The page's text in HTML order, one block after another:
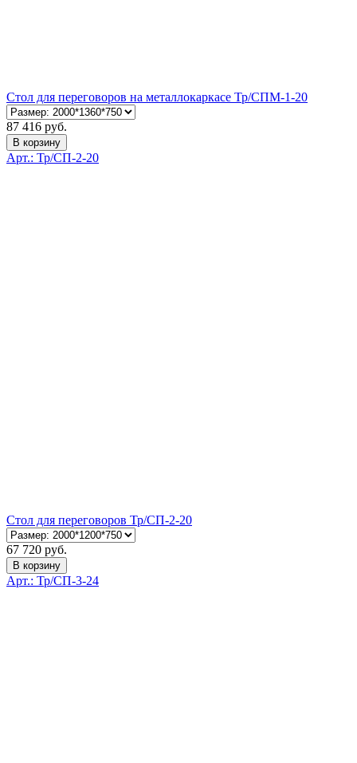
Стол для переговоров на металлокаркасе Тр/СПМ-1-20
87 416 руб.
В корзину
Арт.: Тр/СП-2-20
Стол для переговоров Тр/СП-2-20
67 720 руб.
В корзину
Арт.: Тр/СП-3-24